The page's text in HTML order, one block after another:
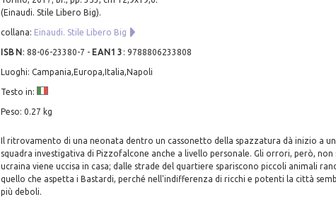
(Einaudi. Stile Libero Big).
collana: Einaudi. Stile Libero Big
ISBN : 88-06-23380-7 - EAN13 : 9788806233808
Luoghi: Campania,Europa,Italia,Napoli
Testo in:
Peso: 0.27 kg
Il ritrovamento di una neonata dentro un cassonetto della spazzatura dà inizio a
squadra investigativa di Pizzofalcone anche a livello personale. Gli orrori, però,
ucraina viene uccisa in casa; dalle strade del quartiere spariscono piccoli animali
quello che aspetta i Bastardi, perché nell'indifferenza di ricchi e potenti la città
più deboli.